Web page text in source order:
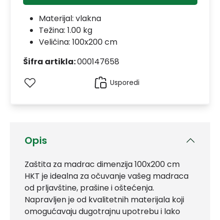
Opis
Zaštita za madrac dimenzija 100x200 cm
HKT je idealna za očuvanje vašeg madraca
od prljavštine, prašine i oštećenja.
Napravljen je od kvalitetnih materijala koji
omogućavaju dugotrajnu upotrebu i lako
Materijal: vlakna
Težina: 1.00 kg
Veličina: 100x200 cm
Šifra artikla:000147658
Usporedi